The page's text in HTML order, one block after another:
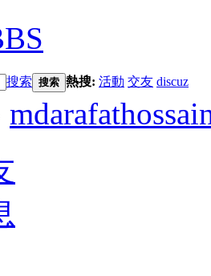
搜索 搜索 熱搜: 活動 交友 discuz